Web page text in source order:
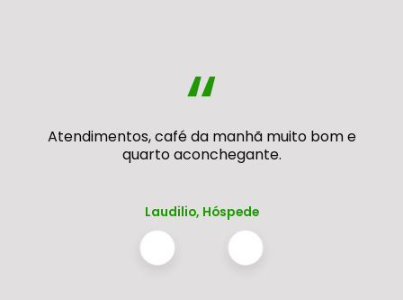
“
Atendimentos, café da manhã muito bom e
quarto aconchegante.
Laudilio, Hóspede